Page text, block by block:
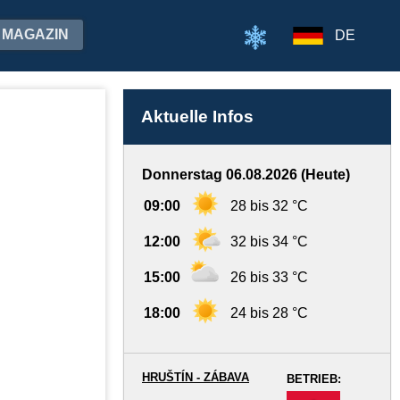
MAGAZIN DE
Aktuelle Infos
Donnerstag 06.08.2026 (Heute)
09:00 28 bis 32 °C
12:00 32 bis 34 °C
15:00 26 bis 33 °C
18:00 24 bis 28 °C
BETRIEB:
HRUŠTÍN - ZÁBAVA